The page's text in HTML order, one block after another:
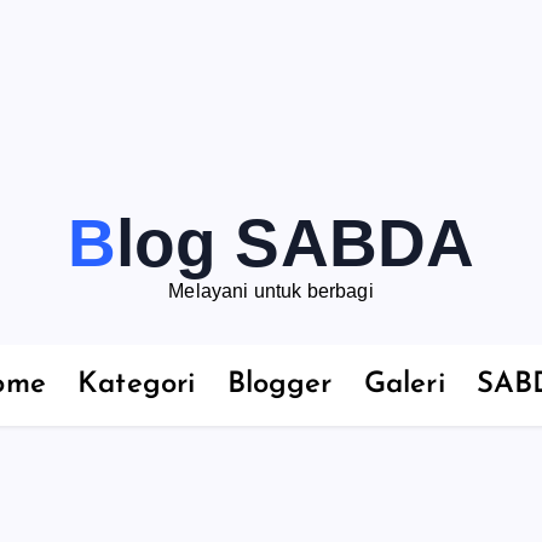
Blog SABDA
Melayani untuk berbagi
Kategori Blogger Galeri